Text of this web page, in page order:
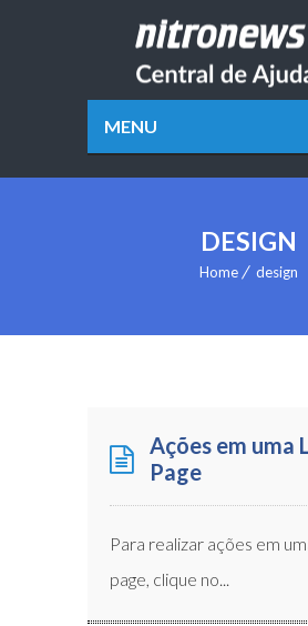
MENU
DESIGN
Home design
Ações em uma
Page
Para realizar ações em
page, clique no...